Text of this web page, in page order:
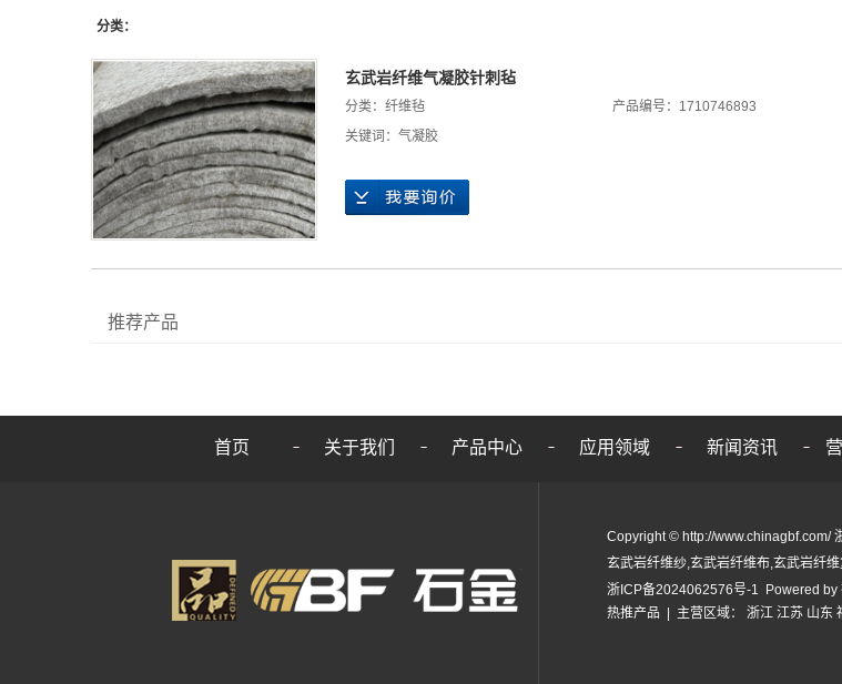
分类：
玄武岩纤维气凝胶针刺毡
分类： 纤维毡 产品编号：1710746893
关键词： 气凝胶
推荐产品
首页 关于我们 产品中心 应用领域 新闻资讯
Copyright © http://www.chinagbf.com/
玄武岩纤维纱,玄武岩纤维布,玄武岩纤
浙ICP备2024062576号-1 Powered by
热推产品 | 主营区域： 浙江 江苏 山东